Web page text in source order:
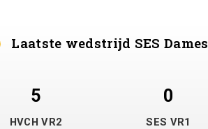
Laatste wedstrijd SES Dames
5 0
HVCH VR2 SES VR1